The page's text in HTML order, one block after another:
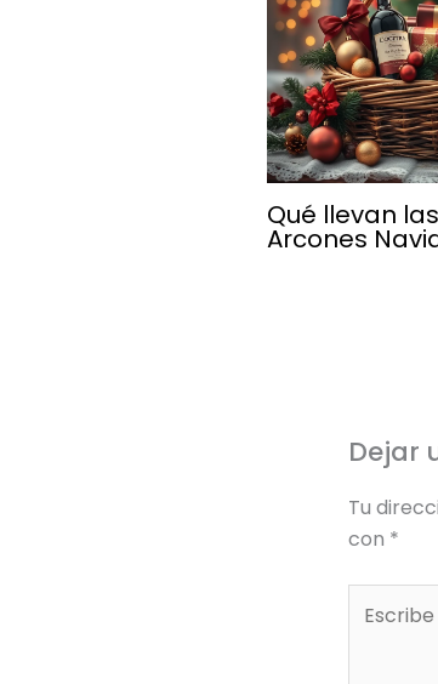
Qué llevan
Arcones
Dejar
Tu
con *
aquí...